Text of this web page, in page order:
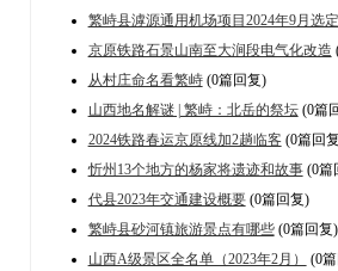
繁峙县滹源通用机场项目2024年9月选
京原铁路石景山南至大涧段电气化改造
从村庄命名看繁峙(0篇回复)
山西地名解谜 | 繁峙：北岳的祭坛(0篇
2024铁路春运京原线加2趟临客(0篇回
忻州13个地方的杨家将遗迹和故事(0篇
代县2023年交通建设概要(0篇回复)
繁峙县砂河镇旅游景点有哪些(0篇回复)
山西A级景区全名单（2023年2月）
(0